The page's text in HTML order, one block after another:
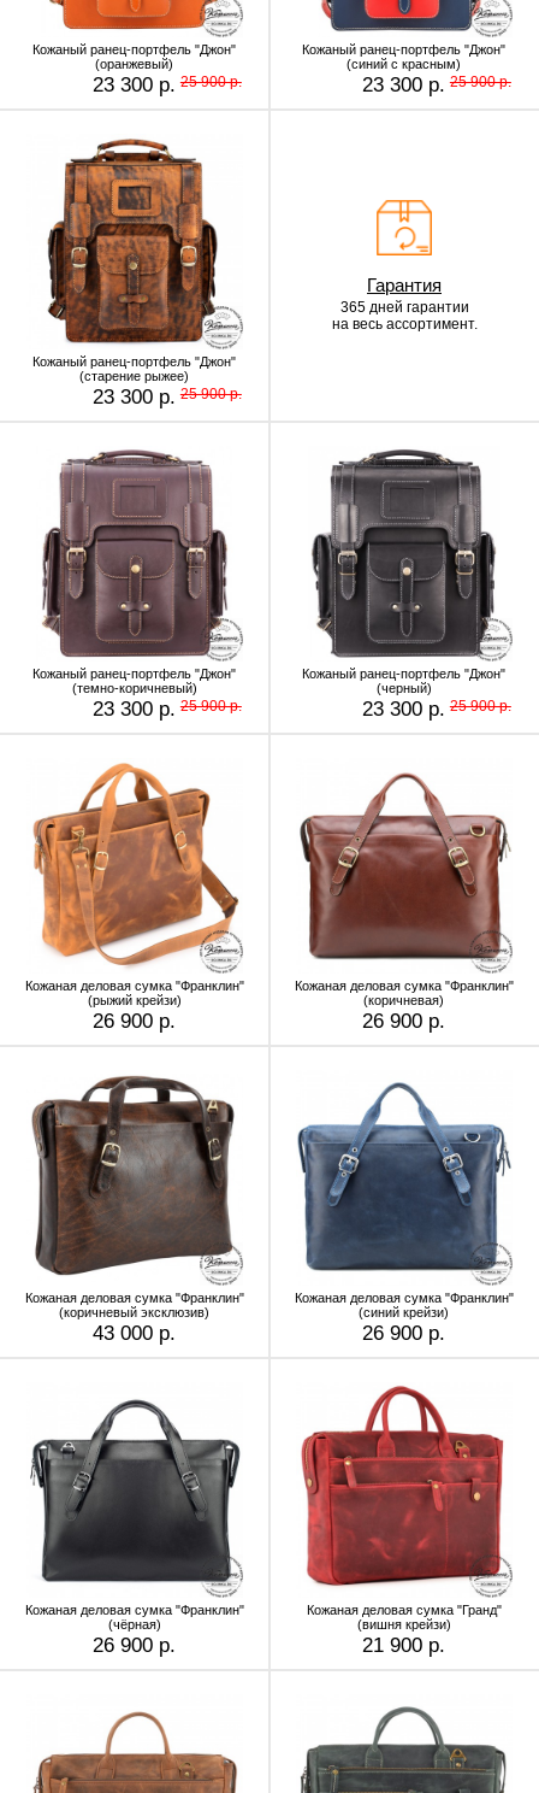
Кожаный ранец-портфель "Джон"
(оранжевый)
23 300 р. 25 900 р.
Кожаный ранец-портфель "Джон"
(синий с красным)
23 300 р. 25 900 р.
Кожаный ранец-портфель "Джон"
(старение рыжее)
23 300 р. 25 900 р.
Гарантия
365 дней гарантии
на весь ассортимент.
Кожаный ранец-портфель "Джон"
(темно-коричневый)
23 300 р. 25 900 р.
Кожаный ранец-портфель "Джон"
(черный)
23 300 р. 25 900 р.
Кожаная деловая сумка "Франклин"
(рыжий крейзи)
26 900 р.
Кожаная деловая сумка "Франклин"
(коричневая)
26 900 р.
Кожаная деловая сумка "Франклин"
(коричневый эксклюзив)
43 000 р.
Кожаная деловая сумка "Франклин"
(синий крейзи)
26 900 р.
Кожаная деловая сумка "Франклин"
(чёрная)
26 900 р.
Кожаная деловая сумка "Гранд"
(вишня крейзи)
21 900 р.